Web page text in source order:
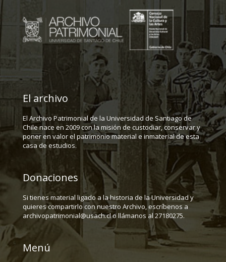
El archivo
El Archivo Patrimonial de la Universidad de Santiago de
Chile nace en 2009 con la misión de custodiar, conservar y
poner en valor el patrimonio material e inmaterial de esta
casa de estudios.
Donaciones
Si tienes material ligado a la historia de la Universidad y
quieres compartirlo con nuestro Archivo, escríbenos a
archivopatrimonial@usach.cl o llámanos al 27180275.
Menú